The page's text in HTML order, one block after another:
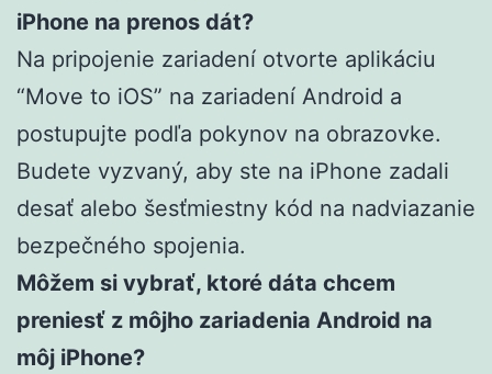
iPhone na prenos dát?
Na pripojenie zariadení otvorte aplikáciu
“Move to iOS” na zariadení Android a
postupujte podľa pokynov na obrazovke.
Budete vyzvaný, aby ste na iPhone zadali
desať alebo šesťmiestny kód na nadviazanie
bezpečného spojenia.
Môžem si vybrať, ktoré dáta chcem
preniesť z môjho zariadenia Android na
môj iPhone?